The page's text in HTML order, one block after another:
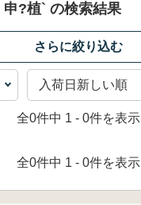
?植` の検索結果
全0件中 1 - 0件を表示
全0件中 1 - 0件を表示